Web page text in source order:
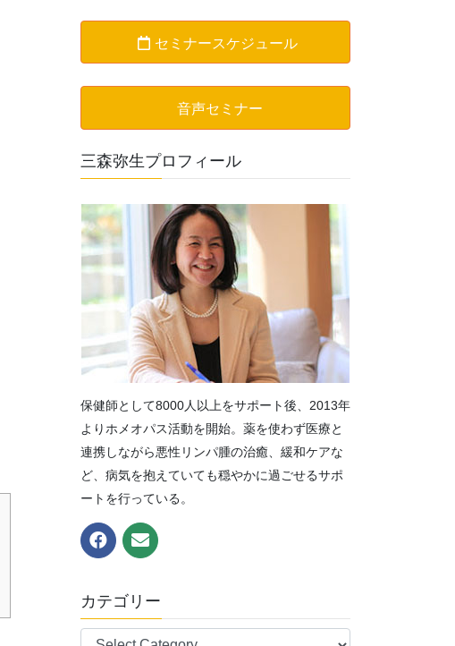
セミナースケジュール
音声セミナー
三森弥生プロフィール
保健師として8000人以上をサポート後、2013年
よりホメオパス活動を開始。薬を使わず医療と
連携しながら悪性リンパ腫の治癒、緩和ケアな
ど、病気を抱えていても穏やかに過ごせるサポ
ートを行っている。
カテゴリー